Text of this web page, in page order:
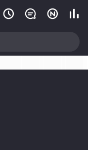
   